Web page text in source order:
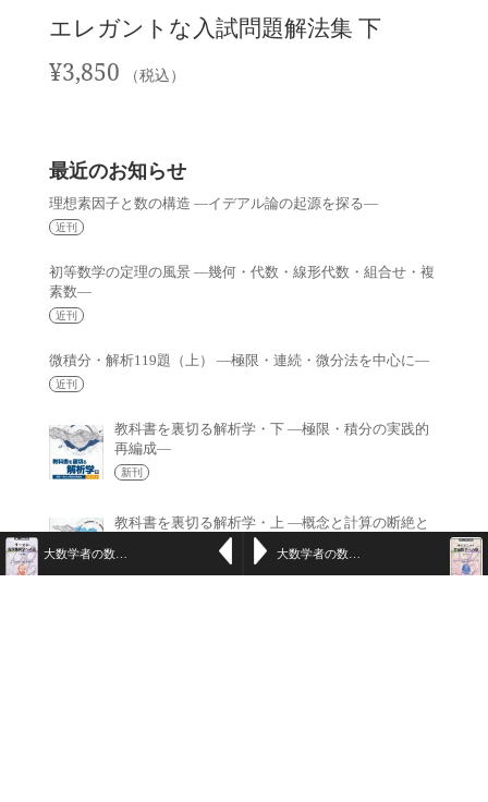
エレガントな入試問題解法集 下
¥3,850 （税込）
最近のお知らせ
理想素因子と数の構造 —イデアル論の起源を探る—
近刊
初等数学の定理の風景 —幾何・代数・線形代数・組合せ・複
素数—
近刊
微積分・解析119題（上） —極限・連続・微分法を中心に—
近刊
教科書を裏切る解析学・下 —極限・積分の実践的
再編成—
新刊
教科書を裏切る解析学・上 —概念と計算の断絶と